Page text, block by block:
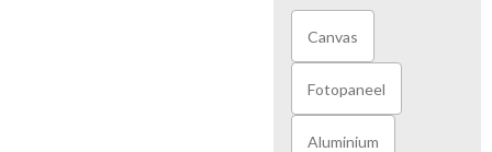
Canvas
Fotopaneel
Aluminium